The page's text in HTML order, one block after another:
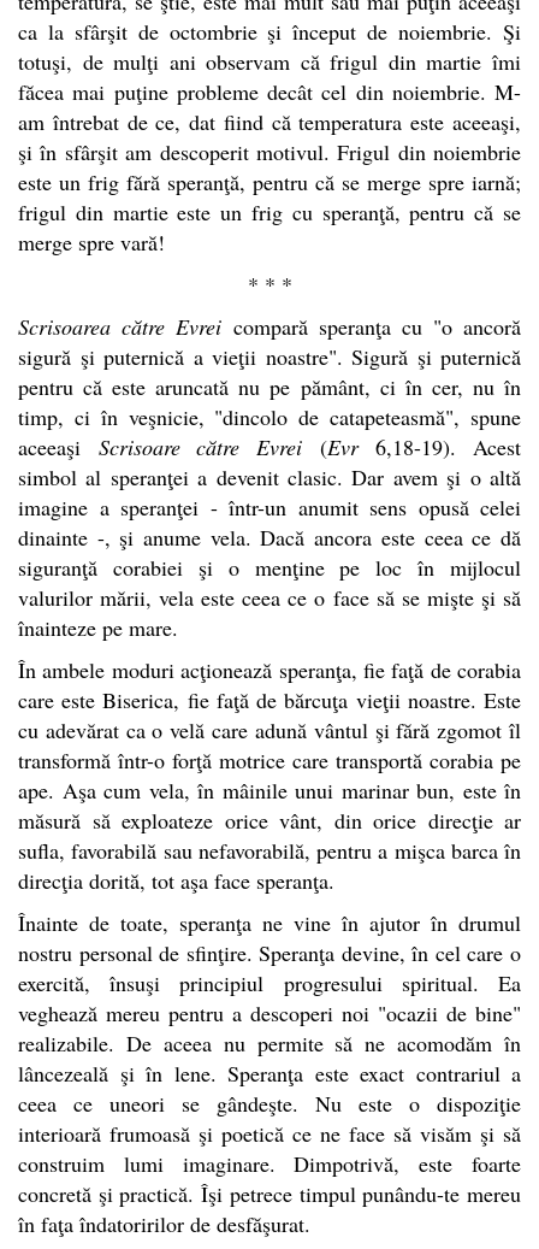
ca la sfârşit de octombrie şi început de noiembrie. Şi
totuşi, de mulţi ani observam că frigul din martie îmi
făcea mai puţine probleme decât cel din noiembrie. M-
am întrebat de ce, dat fiind că temperatura este aceeaşi,
şi în sfârşit am descoperit motivul. Frigul din noiembrie
este un frig fără speranţă, pentru că se merge spre iarnă;
frigul din martie este un frig cu speranţă, pentru că se
merge spre vară!
* * *
Scrisoarea către Evrei compară speranţa cu "o ancoră
sigură şi puternică a vieţii noastre". Sigură şi puternică
pentru că este aruncată nu pe pământ, ci în cer, nu în
timp, ci în veşnicie, "dincolo de catapeteasmă", spune
aceeaşi Scrisoare către Evrei (Evr6,18-19). Acest
simbol al speranţei a devenit clasic. Dar avem şi o altă
imagine a speranţei - într-un anumit sens opusă celei
dinainte -, şi anume vela. Dacă ancora este ceea ce dă
siguranţă corabiei şi o menţine pe loc în mijlocul
valurilor mării, vela este ceea ce o face să se mişte şi să
înainteze pe mare.
În ambele moduri acţionează speranţa, fie faţă de corabia
care este Biserica, fie faţă de bărcuţa vieţii noastre. Este
cu adevărat ca o velă care adună vântul şi fără zgomot îl
transformă într-o forţă motrice care transportă corabia pe
ape. Aşa cum vela, în mâinile unui marinar bun, este în
măsură să exploateze orice vânt, din orice direcţie ar
sufla, favorabilă sau nefavorabilă, pentru a mişca barca în
direcţia dorită, tot aşa face speranţa.
Înainte de toate, speranţa ne vine în ajutor în drumul
nostru personal de sfinţire. Speranţa devine, în cel care o
exercită, însuşi principiul progresului spiritual. Ea
veghează mereu pentru a descoperi noi "ocazii de bine"
realizabile. De aceea nu permite să ne acomodăm în
lâncezeală şi în lene. Speranţa este exact contrariul a
ceea ce uneori se gândeşte. Nu este o dispoziţie
interioară frumoasă şi poetică ce ne face să visăm şi să
construim lumi imaginare. Dimpotrivă, este foarte
concretă şi practică. Îşi petrece timpul punându-te mereu
în faţa îndatoririlor de desfăşurat.